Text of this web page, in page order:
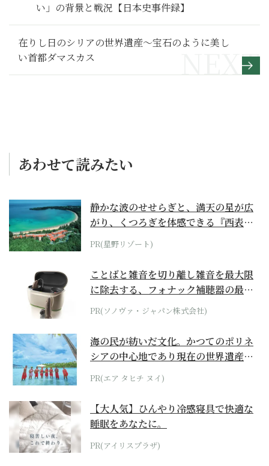
い」の背景と戦況【日本史事件録】
在りし日のシリアの世界遺産～宝石のように美し
い首都ダマスカス
あわせて読みたい
静かな波のせせらぎと、満天の星が広
がり、くつろぎを体感できる『西表島
ホテル by...
PR(星野リゾート)
ことばと雑音を切り離し雑音を最大限
に除去する、フォナック補聴器の最上
位モデル
PR(ソノヴァ・ジャパン株式会社)
海の民が紡いだ文化。かつてのポリネ
シアの中心地であり現在の世界遺産か
らみえてくる...
PR(エア タヒチ ヌイ)
【大人気】ひんやり冷感寝具で快適な
睡眠をあなたに。
PR(アイリスプラザ)